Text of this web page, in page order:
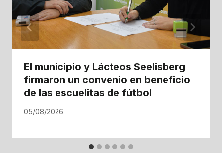
El municipio y Lácteos Seelisberg
firmaron un convenio en beneficio
de las escuelitas de fútbol
05/08/2026